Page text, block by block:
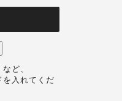
ど、
を入れてくだ